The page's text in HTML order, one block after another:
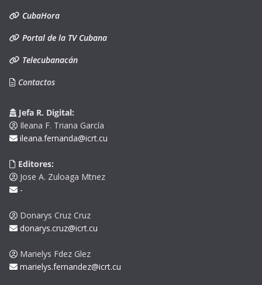
CubaHora
Portal de la TV Cubana
Telecubanacán
Contactos
Jefa R. Digital:
Ileana F. Triana García
ileana.fernanda@icrt.cu
Editores:
Jose A. Zuloaga Mtnez
-
Donarys Cruz Cruz
donarys.cruz@icrt.cu
Marielys Fdez Glez
marielys.fernandez@icrt.cu